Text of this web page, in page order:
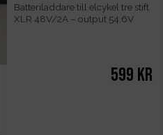
Batteriladdare till elcykel tre stift
XLR 48V/2A – output 54,6V
599 kr